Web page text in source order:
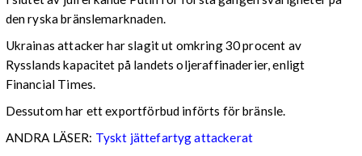
den ryska bränslemarknaden.
Ukrainas attacker har slagit ut omkring 30 procent av
Rysslands kapacitet på landets oljeraffinaderier, enligt
Financial Times.
Dessutom har ett exportförbud införts för bränsle.
ANDRA LÄSER: Tyskt jättefartyg attackerat